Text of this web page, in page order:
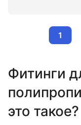
1
Фитинги
это такое?